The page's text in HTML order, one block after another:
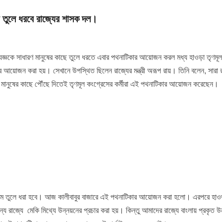
তুলে ধরবে রাজ্যের শাসক দল।
সাধারণ মানুষের কাছে তুলে ধরতে এবার পথনাটিকার আয়োজন করল মধ্য হাওড়া তৃণমূল
আয়োজন করা হয়। সেখানে উপস্থিত ছিলেন রাজ্যের মন্ত্রী অরূপ রায়। তিনি বলেন, সারা
মানুষের কাছে পৌঁছে দিতেই তৃণমূল কংগ্রেসের কর্মীরা এই পথনাটিকার আয়োজন করেছেন।
তুলে ধরা হবে। আজ কালীবাবুর বাজারে এই পথনাটিকার আয়োজন করা হলো। এরপরে
রাজ্যে মেকি মিথ্যে উন্নয়নের প্রচার করা হয়। কিন্তু আমাদের রাজ্যে বাংলায় প্রকৃত